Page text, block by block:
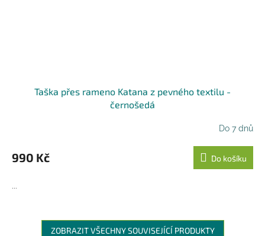
Taška přes rameno Katana z pevného textilu -
černošedá
Do 7 dnů
990 Kč Do košíku
...
ZOBRAZIT VŠECHNY SOUVISEJÍCÍ PRODUKTY